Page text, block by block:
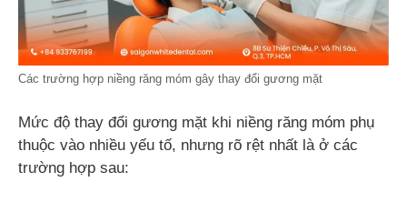
Các trường hợp niềng răng móm gây thay đổi gương mặt
Mức độ thay đổi gương mặt khi niềng răng móm phụ
thuộc vào nhiều yếu tố, nhưng rõ rệt nhất là ở các
trường hợp sau: